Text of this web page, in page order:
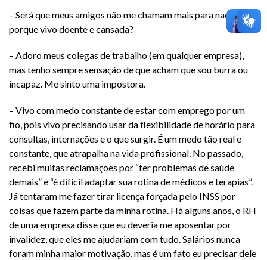
– Será que meus amigos não me chamam mais para nada
porque vivo doente e cansada?
– Adoro meus colegas de trabalho (em qualquer empresa),
mas tenho sempre sensação de que acham que sou burra ou
incapaz. Me sinto uma impostora.
– Vivo com medo constante de estar com emprego por um
fio, pois vivo precisando usar da flexibilidade de horário para
consultas, internações e o que surgir. É um medo tão real e
constante, que atrapalha na vida profissional. No passado,
recebi muitas reclamações por “ter problemas de saúde
demais” e “é difícil adaptar sua rotina de médicos e terapias”.
Já tentaram me fazer tirar licença forçada pelo INSS por
coisas que fazem parte da minha rotina. Há alguns anos, o RH
de uma empresa disse que eu deveria me aposentar por
invalidez, que eles me ajudariam com tudo. Salários nunca
foram minha maior motivação, mas é um fato eu precisar dele